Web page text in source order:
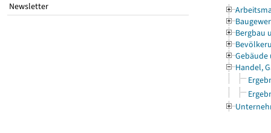
Newsletter
Bergbau
Gebäude
Handel,